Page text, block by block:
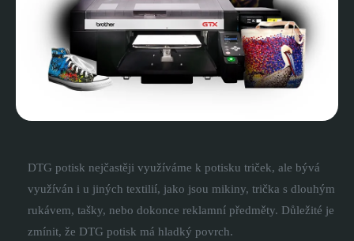
DTG potisk nejčastěji využíváme k potisku triček, ale bývá
využíván i u jiných textilií, jako jsou mikiny, trička s dlouhým
rukávem, tašky, nebo dokonce reklamní předměty. Důležité je
zmínit, že DTG potisk má hladký povrch.